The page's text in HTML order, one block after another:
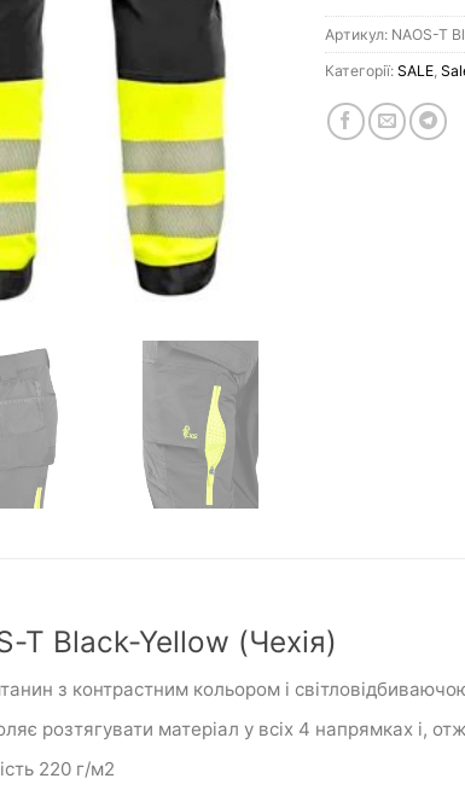
Артикул: NAOS-T
Категорії: SALE
T Black-Yellow (Чехія)
з контрастним кольором і
розтягувати матеріал у всіх 4 напрямках і,
220 г/м2